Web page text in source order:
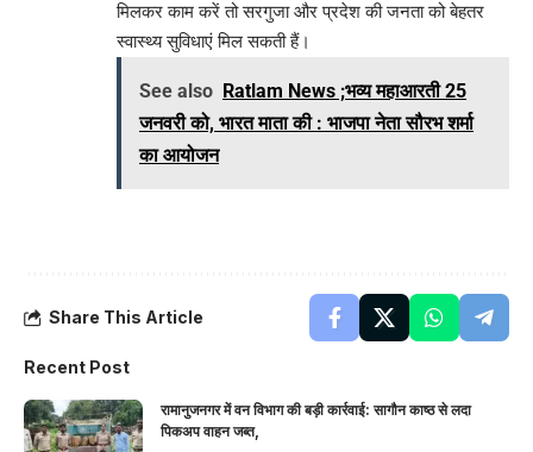
मिलकर काम करें तो सरगुजा और प्रदेश की जनता को बेहतर
स्वास्थ्य सुविधाएं मिल सकती हैं।
See also Ratlam News ;भव्य महाआरती 25
जनवरी को, भारत माता की : भाजपा नेता सौरभ शर्मा
का आयोजन
Share This Article
Recent Post
रामानुजनगर में वन विभाग की बड़ी कार्रवाई: सागौन काष्ठ से लदा
पिकअप वाहन जब्त,